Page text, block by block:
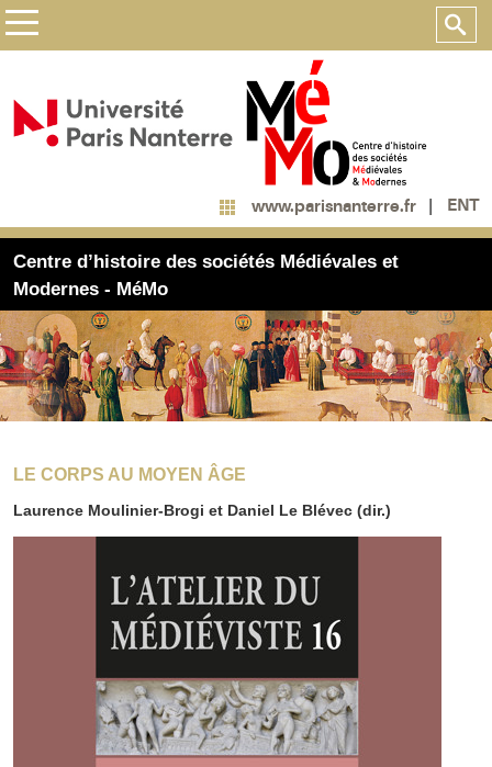
www.parisnanterre.fr ENT
Centre d’histoire des sociétés Médiévales et
Modernes - MéMo
LE CORPS AU MOYEN ÂGE
Laurence Moulinier-Brogi et Daniel Le Blévec (dir.)